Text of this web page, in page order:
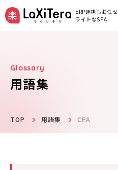
ERP連携もお任せ
ライトなSFA
機能
料金プラン
用語集
TOP 用語集 CPA